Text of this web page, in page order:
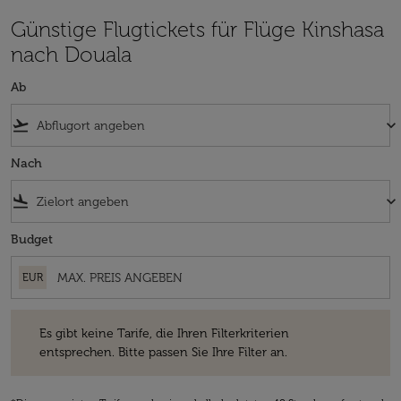
Günstige Flugtickets für Flüge Kinshasa
nach Douala
Ab
flight_takeoff keyboard_arrow_down
Nach
flight_land keyboard_arrow_down
Budget
EUR
Es gibt keine Tarife, die Ihren Filterkriterien
entsprechen. Bitte passen Sie Ihre Filter an.